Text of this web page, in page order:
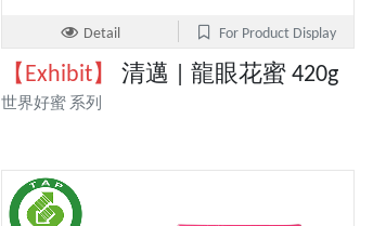
Detail For Product Display
【Exhibit】 清邁 | 龍眼花蜜 420g
世界好蜜 系列